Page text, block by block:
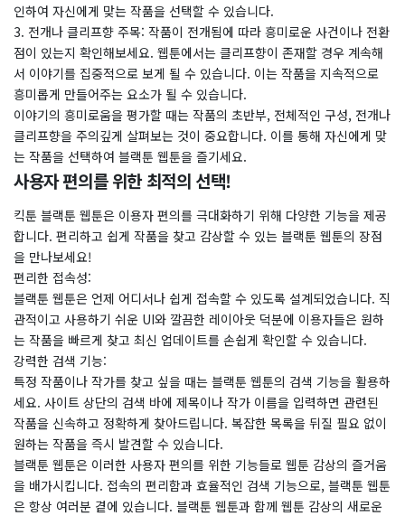
인하여 자신에게 맞는 작품을 선택할 수 있습니다.
​3. 전개나 클리프향 주목: 작품이 전개됨에 따라 흥미로운 사건이나 전환
점이 있는지 확인해보세요. 웹툰에서는 클리프향이 존재할 경우 계속해
서 이야기를 집중적으로 보게 될 수 있습니다. 이는 작품을 지속적으로
흥미롭게 만들어주는 요소가 될 수 있습니다.
​이야기의 흥미로움을 평가할 때는 작품의 초반부, 전체적인 구성, 전개나
클리프향을 주의깊게 살펴보는 것이 중요합니다. 이를 통해 자신에게 맞
는 작품을 선택하여 블랙툰 웹툰을 즐기세요.
사용자 편의를 위한 최적의 선택!
킥툰 블랙툰 웹툰은 이용자 편의를 극대화하기 위해 다양한 기능을 제공
합니다. 편리하고 쉽게 작품을 찾고 감상할 수 있는 블랙툰 웹툰의 장점
을 만나보세요!
​편리한 접속성:
블랙툰 웹툰은 언제 어디서나 쉽게 접속할 수 있도록 설계되었습니다. 직
관적이고 사용하기 쉬운 UI와 깔끔한 레이아웃 덕분에 이용자들은 원하
는 작품을 빠르게 찾고 최신 업데이트를 손쉽게 확인할 수 있습니다.
​강력한 검색 기능:
특정 작품이나 작가를 찾고 싶을 때는 블랙툰 웹툰의 검색 기능을 활용하
세요. 사이트 상단의 검색 바에 제목이나 작가 이름을 입력하면 관련된
작품을 신속하고 정확하게 찾아드립니다. 복잡한 목록을 뒤질 필요 없이
원하는 작품을 즉시 발견할 수 있습니다.
​블랙툰 웹툰은 이러한 사용자 편의를 위한 기능들로 웹툰 감상의 즐거움
을 배가시킵니다. 접속의 편리함과 효율적인 검색 기능으로, 블랙툰 웹툰
은 항상 여러분 곁에 있습니다. 블랙툰 웹툰과 함께 웹툰 감상의 새로운